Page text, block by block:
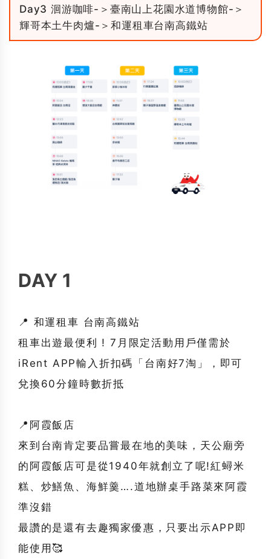
Day3 洄游咖啡-＞臺南山上花園水道博物館-＞
輝哥本土牛肉爐-＞和運租車台南高鐵站
DAY 1
📍 和運租車 台南高鐵站
租車出遊最便利 ! 7月限定活動用戶僅需於
iRent APP輸入折扣碼「台南好7淘」，即可
兌換60分鐘時數折抵
📍阿霞飯店
來到台南肯定要品嘗最在地的美味，天公廟旁
的阿霞飯店可是從1940年就創立了呢!紅蟳米
糕、炒鱔魚、海鮮羹….道地辦桌手路菜來阿霞
準沒錯
最讚的是還有去趣獨家優惠，只要出示APP即
能使用🥰